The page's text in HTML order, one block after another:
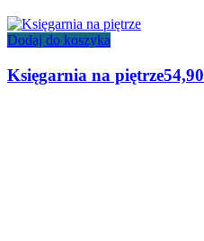
Dodaj do koszyka
Księgarnia na piętrze54,90